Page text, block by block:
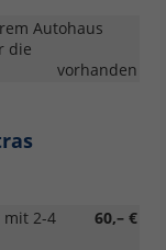
Autohaus
die
vorhanden
60,– €
mit 2-4